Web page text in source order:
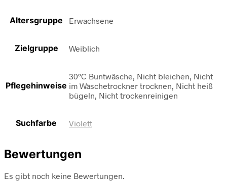
Altersgruppe Erwachsene
Zielgruppe Weiblich
Pflegehinweise
30°C Buntwäsche, Nicht bleichen, Nicht
im Wäschetrockner trocknen, Nicht heiß
bügeln, Nicht trockenreinigen
Suchfarbe Violett
Bewertungen
Es gibt noch keine Bewertungen.